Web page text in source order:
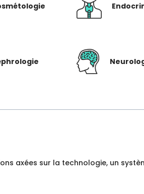
axées sur la technologie, un